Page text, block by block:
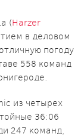
(Harzer
в деловом
погоду
558 команд
из четырех
36:06
247 команд,